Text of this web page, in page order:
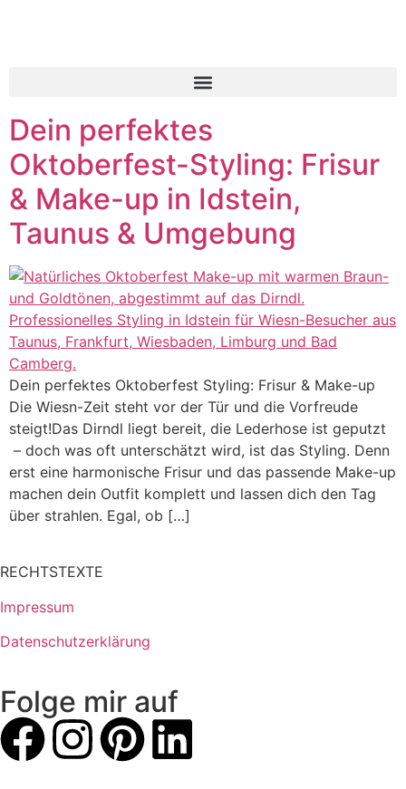
Dein perfektes
Oktoberfest-Styling: Frisur
& Make-up in Idstein,
Taunus & Umgebung
Dein perfektes Oktoberfest Styling: Frisur & Make-up
Die Wiesn-Zeit steht vor der Tür und die Vorfreude
steigt!Das Dirndl liegt bereit, die Lederhose ist geputzt
– doch was oft unterschätzt wird, ist das Styling. Denn
erst eine harmonische Frisur und das passende Make-up
machen dein Outfit komplett und lassen dich den Tag
über strahlen. Egal, ob […]
RECHTSTEXTE
Impressum
Datenschutzerklärung
Folge mir auf